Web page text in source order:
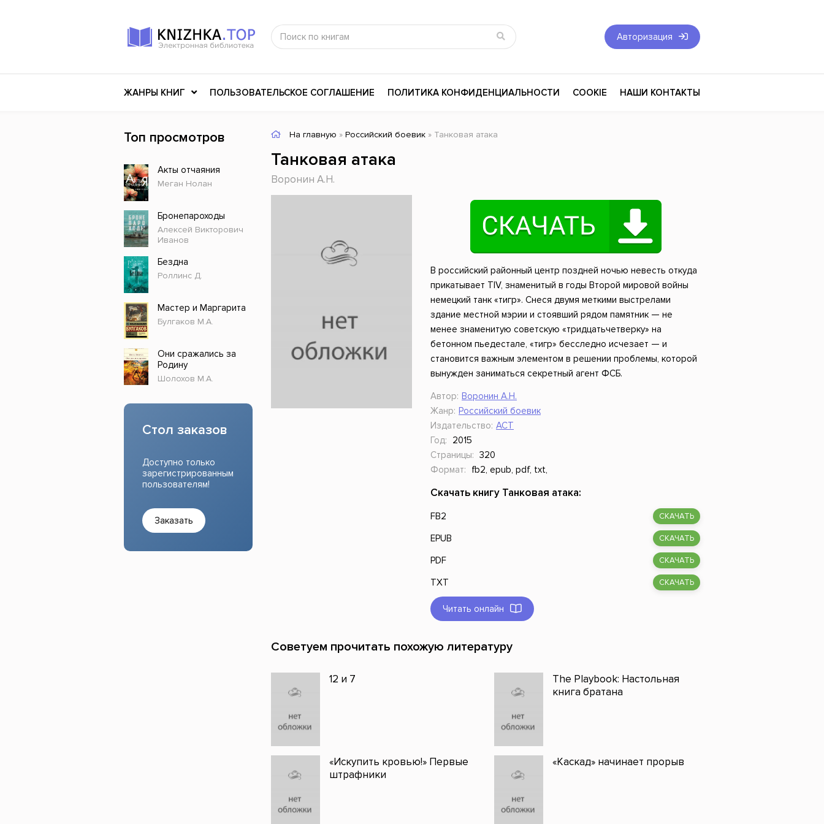
Авторизация
ЖАНРЫ КНИГ
Российское искусство
Детективы
Детские книги
История
Разное
Прочие издания
Научная литература
Современная проза
История России
Юмор и сатира
Эзотерика
Экономика
Российский боевик
ПОЛЬЗОВАТЕЛЬСКОЕ СОГЛАШЕНИЕ ПОЛИТИКА КОНФИДЕНЦИАЛЬНОСТИ COOKIE НАШИ КОНТАКТЫ
На главную » Российский боевик » Танковая атака
Танковая атака
Воронин А.Н.
В российский районный центр поздней ночью невесть откуда
прикатывает TIV, знаменитый в годы Второй мировой войны
немецкий танк «тигр». Снеся двумя меткими выстрелами
здание местной мэрии и стоявший рядом памятник — не
менее знаменитую советскую «тридцатьчетверку» на
бетонном пьедестале, «тигр» бесследно исчезает — и
становится важным элементом в решении проблемы, которой
вынужден заниматься секретный агент ФСБ.
Автор: Воронин А.Н.
Жанр: Российский боевик
Издательство: АСТ
Год:
2015
Страницы: 320
Формат:
fb2, epub, pdf, txt,
Скачать книгу Танковая атака:
FB2 СКАЧАТЬ
EPUB СКАЧАТЬ
PDF СКАЧАТЬ
TXT СКАЧАТЬ
Читать онлайн
Советуем прочитать похожую литературу
12 и 7
The Playbook: Настольная
книга братана
«Искупить кровью!» Первые
штрафники
«Каскад» начинает прорыв
Топ просмотров
Акты отчаяния
Меган Нолан
Бронепароходы
Алексей Викторович
Иванов
Бездна
Роллинс Д.
Мастер и Маргарита
Булгаков М.А.
Они сражались за
Родину
Шолохов М.А.
Стол заказов
Доступно только
зарегистрированным
пользователям!
Заказать